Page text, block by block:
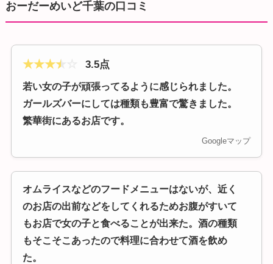
おーだーめいど千葉の口コミ
★★★★ 3.5点
若い女の子が頑張ってるように感じられました。
ガールズバーにしては種類も豊富で驚きました。
繁華街にあるお店です。
Googleマップ
オムライスなどのフードメニューはないが、近く
のお店の出前などをしてくれるためお腹がすいて
もお店で女の子と食べることが出来た。酒の種類
もそこそこあったので料理に合わせて酒を飲め
た。